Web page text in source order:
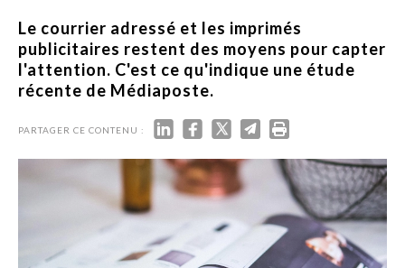
Le courrier adressé et les imprimés
publicitaires restent des moyens pour capter
l'attention. C'est ce qu'indique une étude
récente de Médiaposte.
PARTAGER CE CONTENU :